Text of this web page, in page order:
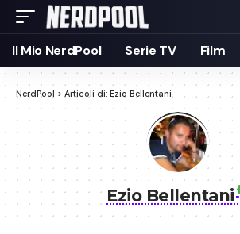
Il Mio NerdPool Serie TV Film
NerdPool > Articoli di: Ezio Bellentani
Ezio Bellentani